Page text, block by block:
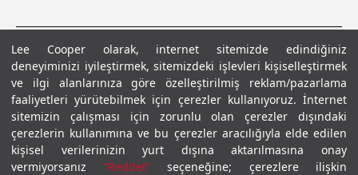
Lee Cooper olarak, internet sitemizde edindiğiniz
deneyiminizi iyileştirmek, sitemizdeki işlevleri kişiselleştirmek
ve ilgi alanlarınıza göre özelleştirilmiş reklam/pazarlama
faaliyetleri yürütebilmek için çerezler kullanıyoruz. İnternet
sitemizin çalışması için zorunlu olan çerezler dışındaki
çerezlerin kullanımına ve bu çerezler aracılığıyla elde edilen
kişisel verilerinizin yurt dışına aktarılmasına onay
vermiyorsanız “Reddet”seçeneğine; çerezlere ilişkin
Gizlilik PolitikasıÇerez Politikası KVKK Aydınlatma MetniŞartlar ve Koşullar
© 2026 Leecooper - Tüm Hakları Saklıdır.